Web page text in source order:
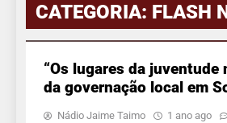
CATEGORIA: FLASH
4VÊS REPÓRTER FLASH NOTÍCIAS
“Os lugares da juventude
da governação local em
Nádio Jaime Taimo 1 ano ago